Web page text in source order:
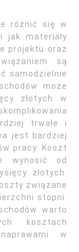
różnić się w
jak materiały
projektu oraz
są
samodzielnie
może
złotych w
trwałe i
jest bardziej
pracy. Koszt
wynosić od
złotych.
związane
stopni.
warto
kosztach
w